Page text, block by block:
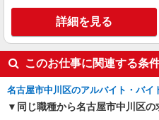
屋駅 ≪車通勤
ご都合に合わ
キープ
派遣社員
パーソルテンプスタッフ株式会社
ー/26-0614969
10月開始★ニ
詳細を見る
このお仕事に関連する条
名古屋市中川区のアルバイト・バイ
同じ職種から名古屋市中川区の